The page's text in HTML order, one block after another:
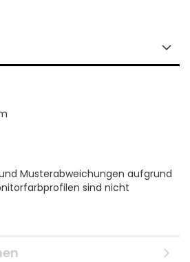
Musterabweichungen aufgrund
sind nicht